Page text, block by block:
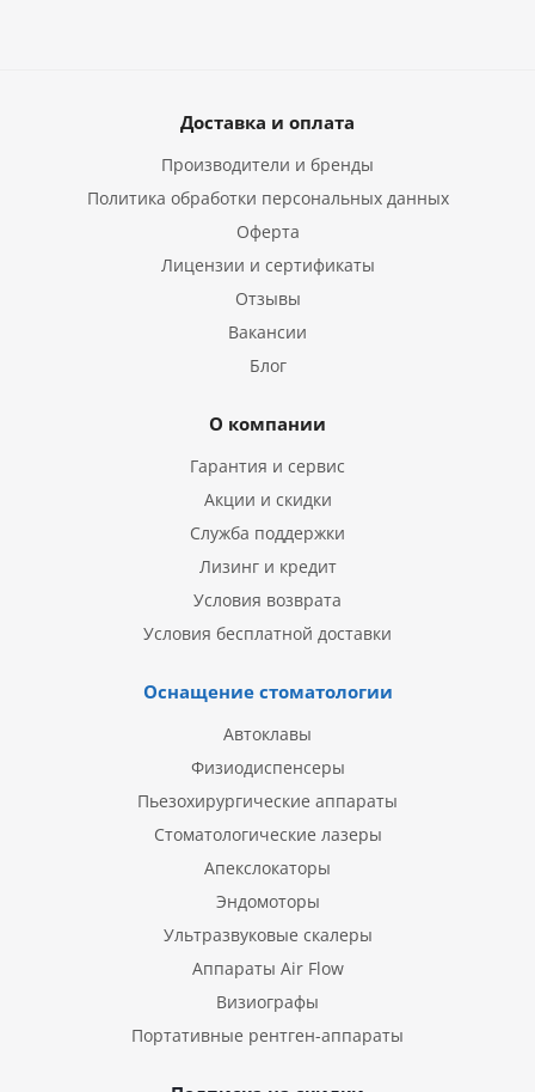
Доставка и оплата
Производители и бренды
Политика обработки персональных данных
Оферта
Лицензии и сертификаты
Отзывы
Вакансии
Блог
О компании
Гарантия и сервис
Акции и скидки
Служба поддержки
Лизинг и кредит
Условия возврата
Условия бесплатной доставки
Оснащение стоматологии
Автоклавы
Физиодиспенсеры
Пьезохирургические аппараты
Стоматологические лазеры
Апекслокаторы
Эндомоторы
Ультразвуковые скалеры
Аппараты Air Flow
Визиографы
Портативные рентген-аппараты